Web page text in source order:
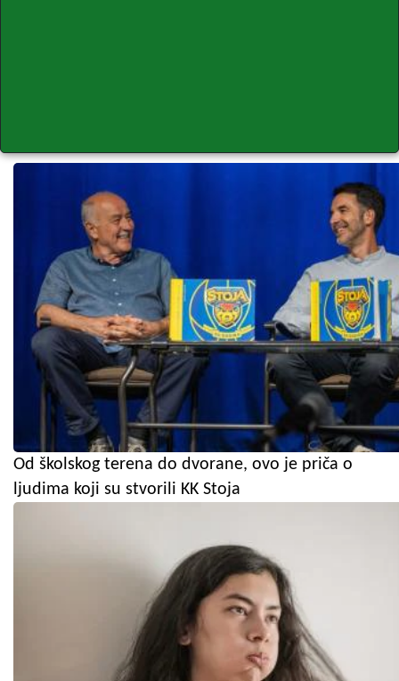
Od školskog terena do dvorane, ovo je priča o
ljudima koji su stvorili KK Stoja